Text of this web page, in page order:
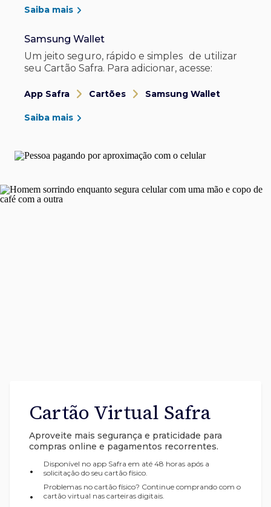
Saiba mais
Samsung Wallet
Um jeito seguro, rápido e simples de utilizar
seu Cartão Safra. Para adicionar, acesse:
App Safra Cartões Samsung Wallet
Saiba mais
Cartão Virtual Safra
Aproveite mais segurança e praticidade para
compras online e pagamentos recorrentes.
•
Disponível no app Safra em até 48 horas após a
solicitação do seu cartão físico.
•
Problemas no cartão físico? Continue comprando com o
cartão virtual nas carteiras digitais.